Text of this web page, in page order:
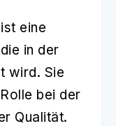
ist eine
in der
wird. Sie
bei der
Qualität.